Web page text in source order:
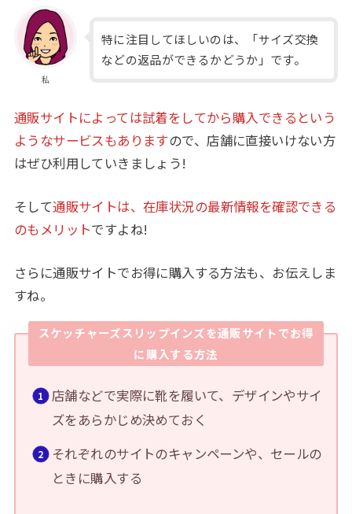
私
特に注目してほしいのは、「サイズ交換
などの返品ができるかどうか」です。
通販サイトによっては試着をしてから購入できるという
ようなサービスもありますので、店舗に直接いけない方
はぜひ利用していきましょう!
そして通販サイトは、在庫状況の最新情報を確認できる
のもメリットですよね!
さらに通販サイトでお得に購入する方法も、お伝えしま
すね。
スケッチャーズスリップインズを通販サイトでお得
に購入する方法
店舗などで実際に靴を履いて、デザインやサイ
ズをあらかじめ決めておく
それぞれのサイトのキャンペーンや、セールの
ときに購入する